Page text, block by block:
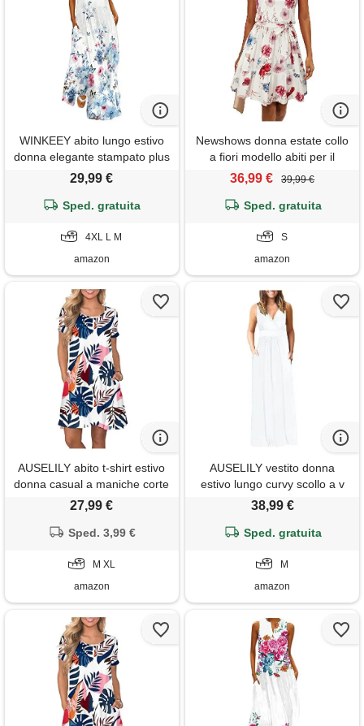
WINKEEY abito lungo estivo
donna elegante stampato plus
size senza maniche con
tasche, fiore blu l
29,99 €
Sped. gratuita
4XL L M
amazon
Newshows donna estate collo
a fiori modello abiti per il
tempo libero senza maniche
ruffles abito da spiaggia con
tasche(floral-4, s)
36,99 € 39,99 €
Sped. gratuita
S
amazon
AUSELILY abito t-shirt estivo
donna casual a maniche corte
con tasche
27,99 €
Sped. 3,99 €
M XL
amazon
AUSELILY vestito donna
estivo lungo curvy scollo a v
senza maniche abito taglie
m
38,99 €
Sped. gratuita
M
amazon